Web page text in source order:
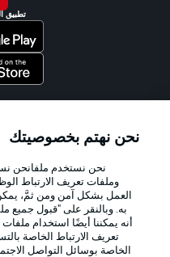
تطبيق
نحن نهتم بخصوصيتك
نحن نستخدم ملفانحن
وملفات تعريف الارتباط
العمل بشكل آمن ومن ثمَّ،
به. وبالنقر على "قبول جميع
أنه يمكننا أيضًا استخدام
تعريف الارتباط الخاصة
الخاصة بوسائل التواصل